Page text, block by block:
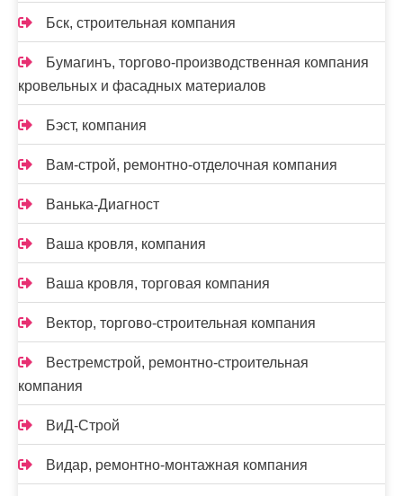
Бск, строительная компания
Бумагинъ, торгово-производственная компания
кровельных и фасадных материалов
Бэст, компания
Вам-cтрой, ремонтно-отделочная компания
Ванька-Диагност
Ваша кровля, компания
Ваша кровля, торговая компания
Вектор, торгово-строительная компания
Вестремстрой, ремонтно-строительная
компания
ВиД-Строй
Видар, ремонтно-монтажная компания